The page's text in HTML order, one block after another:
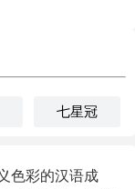
七星冠
色彩的汉语成